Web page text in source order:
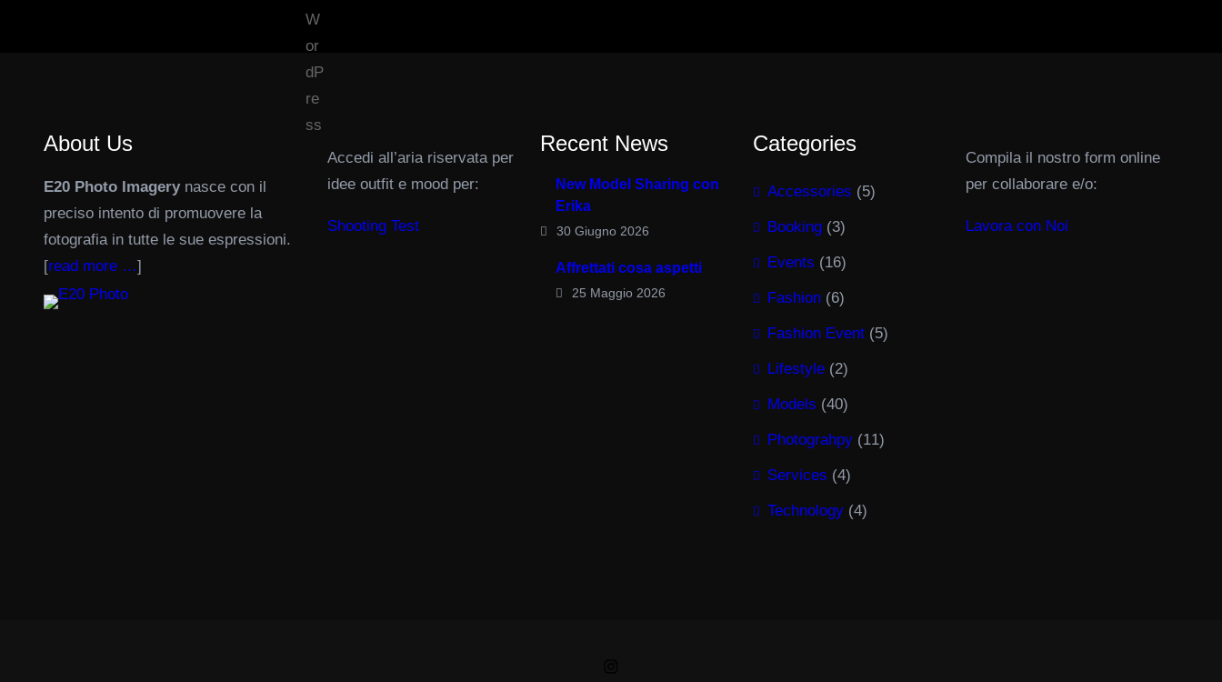
About Us
E20 Photo Imagerynasce con il
preciso intento di promuovere la
fotografia in tutte le sue espressioni.
[read more …]
Accedi all’aria riservata per
idee outfit e mood per:
Shooting Test
Recent News
New Model Sharing con
Erika
30 Giugno 2026
Affrettati cosa aspetti
25 Maggio 2026
Categories
Accessories (5)
Booking (3)
Events (16)
Fashion (6)
Fashion Event (5)
Lifestyle (2)
Models (40)
Photograhpy (11)
Services (4)
Technology (4)
Compila il nostro form online
per collaborare e/o:
Lavora con Noi